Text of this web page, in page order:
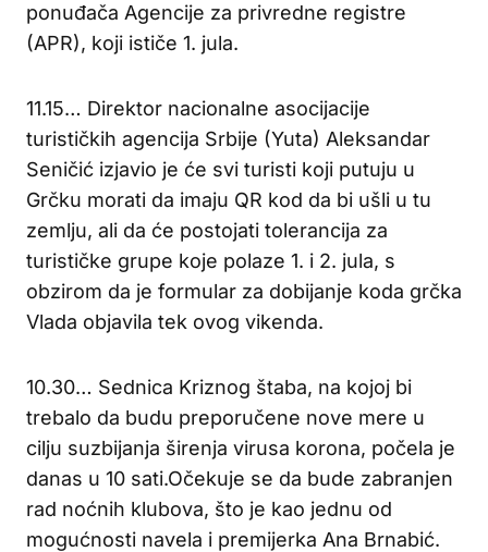
ponuđača Agencije za privredne registre
(APR), koji ističe 1. jula.
11.15… Direktor nacionalne asocijacije
turističkih agencija Srbije (Yuta) Aleksandar
Seničić izjavio je će svi turisti koji putuju u
Grčku morati da imaju QR kod da bi ušli u tu
zemlju, ali da će postojati tolerancija za
turističke grupe koje polaze 1. i 2. jula, s
obzirom da je formular za dobijanje koda grčka
Vlada objavila tek ovog vikenda.
10.30… Sednica Kriznog štaba, na kojoj bi
trebalo da budu preporučene nove mere u
cilju suzbijanja širenja virusa korona, počela je
danas u 10 sati.Očekuje se da bude zabranjen
rad noćnih klubova, što je kao jednu od
mogućnosti navela i premijerka Ana Brnabić.